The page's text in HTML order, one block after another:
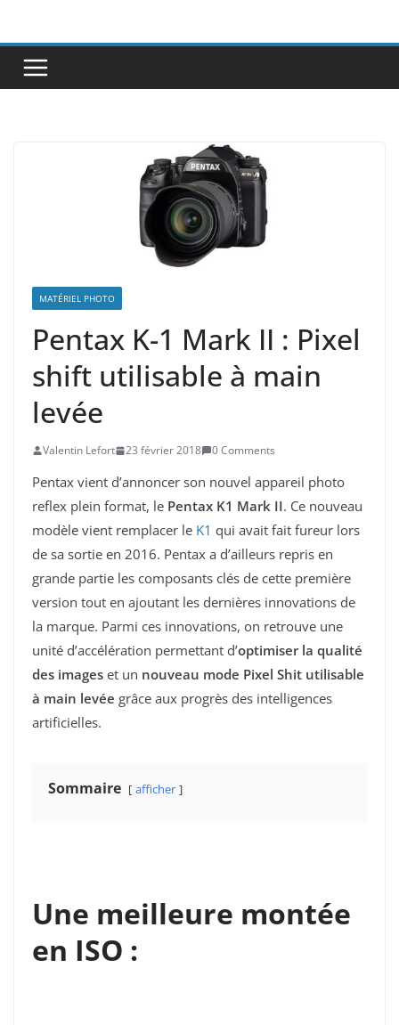
contenu
MATÉRIEL PHOTO
Pentax K-1 Mark II : Pixel
shift utilisable à main
levée
Valentin Lefort 23 février 2018 0 Comments
Pentax vient d’annoncer son nouvel appareil photo
reflex plein format, le Pentax K1 Mark II. Ce nouveau
modèle vient remplacer le K1 qui avait fait fureur lors
de sa sortie en 2016. Pentax a d’ailleurs repris en
grande partie les composants clés de cette première
version tout en ajoutant les dernières innovations de
la marque. Parmi ces innovations, on retrouve une
unité d’accélération permettant d’optimiser la qualité
des images et un nouveau mode Pixel Shit utilisable
à main levée grâce aux progrès des intelligences
artificielles.
Sommaire afficher
Une meilleure montée
en ISO :